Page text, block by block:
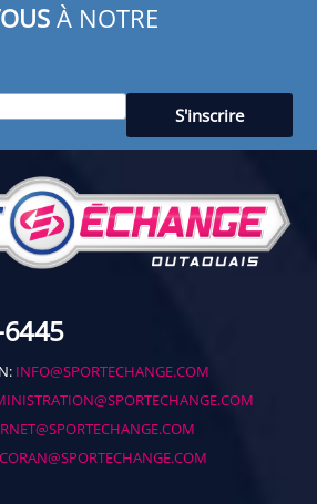
À NOTRE
INFO@SPORTECHANGE.COM